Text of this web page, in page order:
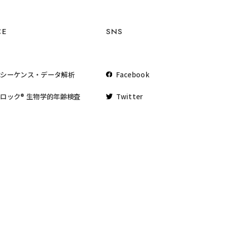
ーケンス・データ解析
ック® 生物学的年齢検査
SNS
Facebook
Twitter